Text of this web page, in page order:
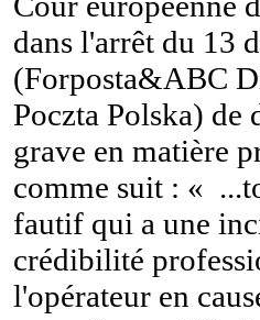
dans l'arrêt du 13
(Forposta&ABC
Poczta Polska) de
grave en matière
comme suit : «
fautif qui a une
crédibilité
l'opérateur en